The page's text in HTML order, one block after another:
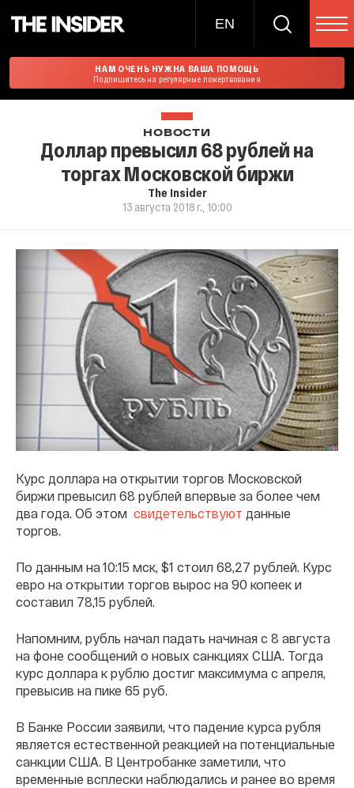
EN
НАМ ОЧЕНЬ НУЖНА ВАША ПОМОЩЬ
Подпишитесь на регулярные пожертвования
НОВОСТИ
Доллар превысил 68 рублей на
торгах Московской биржи
The Insider
13 августа 2018 г., 10:00
Курс доллара на открытии торгов Московской
биржи превысил 68 рублей впервые за более чем
два года. Об этом свидетельствуют данные
торгов.
По данным на 10:15 мск, $1 стоил 68,27 рублей. Курс
евро на открытии торгов вырос на 90 копеек и
составил 78,15 рублей.
Напомним, рубль начал падать начиная с 8 августа
на фоне сообщений о новых санкциях США. Тогда
курс доллара к рублю достиг максимума с апреля,
превысив на пике 65 руб.
В Банке России заявили, что падение курса рубля
является естественной реакцией на потенциальные
санкции США. В Центробанке заметили, что
временные всплески наблюдались и ранее во время